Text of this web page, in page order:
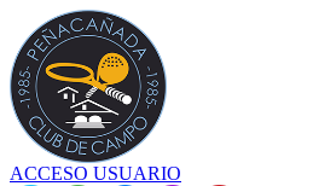
ACCESO USUARIO